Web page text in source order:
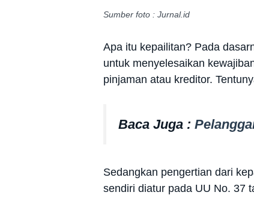
Sumber foto : Jurnal.id
Apa itu kepailitan? Pada
untuk menyelesaikan
pinjaman atau kreditor.
Baca Juga :
Sedangkan pengertian dari
sendiri diatur pada UU No. 37